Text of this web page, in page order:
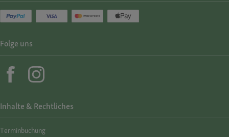
Inhalte & Rechtliches
Termin­buchung
Folge uns